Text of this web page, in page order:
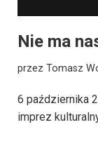
Nie ma
przez Tomasz
6 października
imprez